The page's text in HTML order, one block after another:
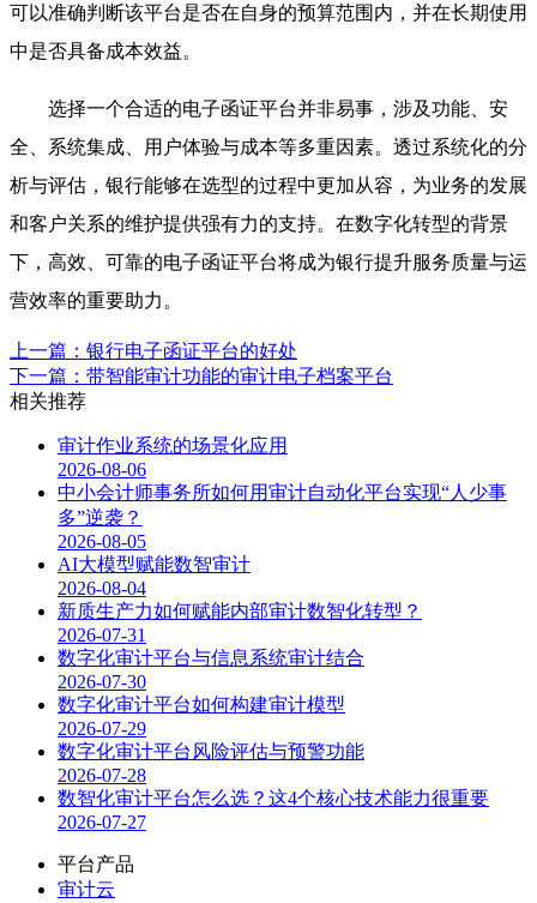
可以准确判断该平台是否在自身的预算范围内，并在长期使用
中是否具备成本效益。
选择一个合适的电子函证平台并非易事，涉及功能、安
全、系统集成、用户体验与成本等多重因素。透过系统化的分
析与评估，银行能够在选型的过程中更加从容，为业务的发展
和客户关系的维护提供强有力的支持。在数字化转型的背景
下，高效、可靠的电子函证平台将成为银行提升服务质量与运
营效率的重要助力。
上一篇：银行电子函证平台的好处
下一篇：带智能审计功能的审计电子档案平台
相关推荐
审计作业系统的场景化应用
2026-08-06
中小会计师事务所如何用审计自动化平台实现“人少事
多”逆袭？
2026-08-05
AI大模型赋能数智审计
2026-08-04
新质生产力如何赋能内部审计数智化转型？
2026-07-31
数字化审计平台与信息系统审计结合
2026-07-30
数字化审计平台如何构建审计模型
2026-07-29
数字化审计平台风险评估与预警功能
2026-07-28
数智化审计平台怎么选？这4个核心技术能力很重要
2026-07-27
平台产品
审计云